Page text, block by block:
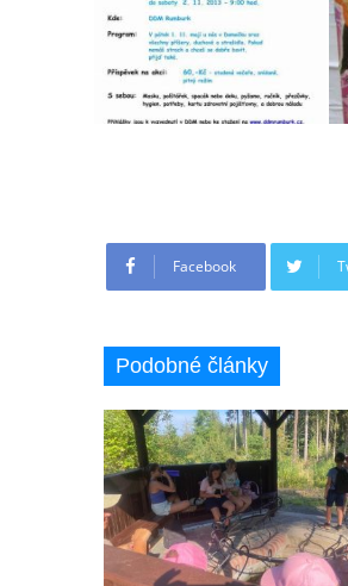
Facebook
Podobné články